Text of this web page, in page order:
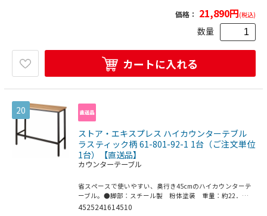
価格： 21,890円(税込)
数量
カートに入れる
20
ストア・エキスプレス ハイカウンターテブル
ラスティック柄 61-801-92-1 1台（ご注文単位
1台）【直送品】
カウンターテーブル
省スペースで使いやすい、奥行き45cmのハイカウンターテ
ーブル。●脚部：スチール製 粉体塗装 重量：約22．
2kg 耐荷重：40kg ※アジャスター付き※お客様組立て
4525241614510